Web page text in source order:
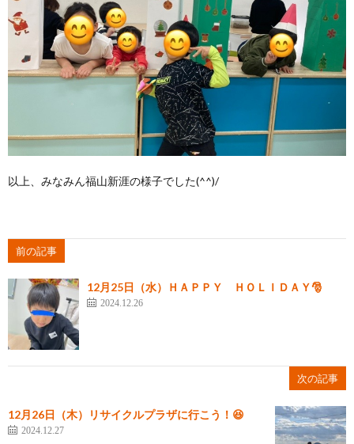
以上、みなみん福山新涯の様子でした(^^)/
前の記事
12月25日（水）ＨＡＰＰＹ ＨＯＬＩＤＡＹ🎅
2024.12.26
次の記事
12月26日（木）リサイクルプラザに行こう！😆
2024.12.27